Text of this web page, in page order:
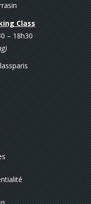
Class
– 18h30